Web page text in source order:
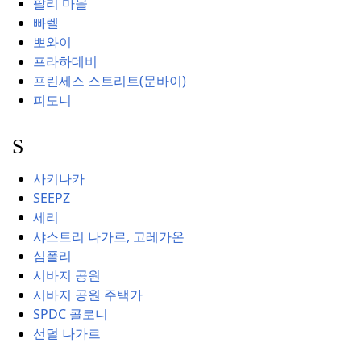
빠렐
뽀와이
프라하데비
프린세스 스트리트(문바이)
피도니
S
사키나카
SEEPZ
세리
샤스트리 나가르, 고레가온
심폴리
시바지 공원
시바지 공원 주택가
SPDC 콜로니
선덜 나가르